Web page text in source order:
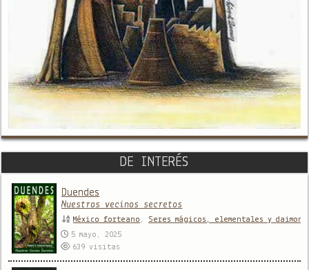
DE INTERÉS
Duendes
Nuestros vecinos secretos
México forteano , Seres mágicos, elementales y
5 mayo, 2025
639visitas